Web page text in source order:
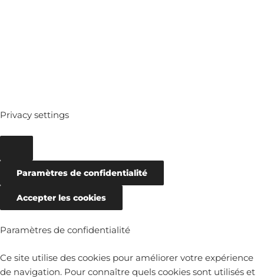
Privacy settings
Paramètres de confidentialité
Accepter les cookies
Paramètres de confidentialité
Ce site utilise des cookies pour améliorer votre expérience
de navigation. Pour connaître quels cookies sont utilisés et